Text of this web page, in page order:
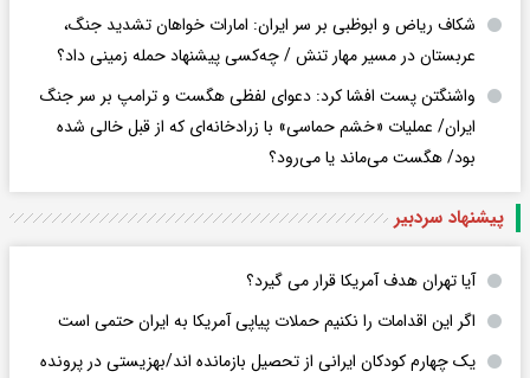
شکاف ریاض و ابوظبی بر سر ایران: امارات خواهان تشدید جنگ،
عربستان در مسیر مهار تنش / چه‌کسی پیشنهاد حمله زمینی داد؟
واشنگتن پست افشا کرد: دعوای لفظی هگست و ترامپ بر سر جنگ
ایران/ عملیات «خشم حماسی» با زرادخانه‌ای که از قبل خالی شده
بود/ هگست می‌ماند یا می‌رود؟
پیشنهاد سردبیر
آیا تهران هدف آمریکا قرار می گیرد؟
اگر این اقدامات را نکنیم حملات پیاپی آمریکا به ایران حتمی است
یک چهارم کودکان ایرانی از تحصیل بازمانده اند/بهزیستی در پرونده